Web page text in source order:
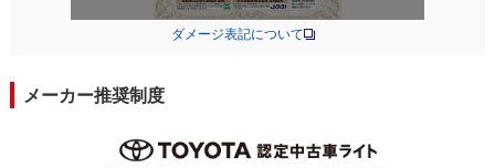
ダメージ表記について
メーカー推奨制度